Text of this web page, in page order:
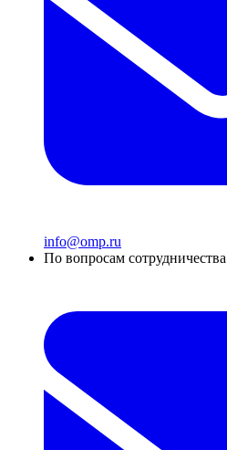
info@omp.ru
По вопросам сотрудничества